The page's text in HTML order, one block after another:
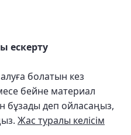
ескерту
болатын кез
бейне материал
бұзады деп ойласаңыз,
Жас туралы келісім